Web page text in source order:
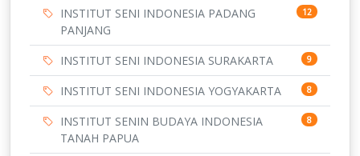
INSTITUT SENI INDONESIA PADANG
PANJANG
12
INSTITUT SENI INDONESIA SURAKARTA 9
INSTITUT SENI INDONESIA YOGYAKARTA 8
INSTITUT SENIN BUDAYA INDONESIA
TANAH PAPUA
8